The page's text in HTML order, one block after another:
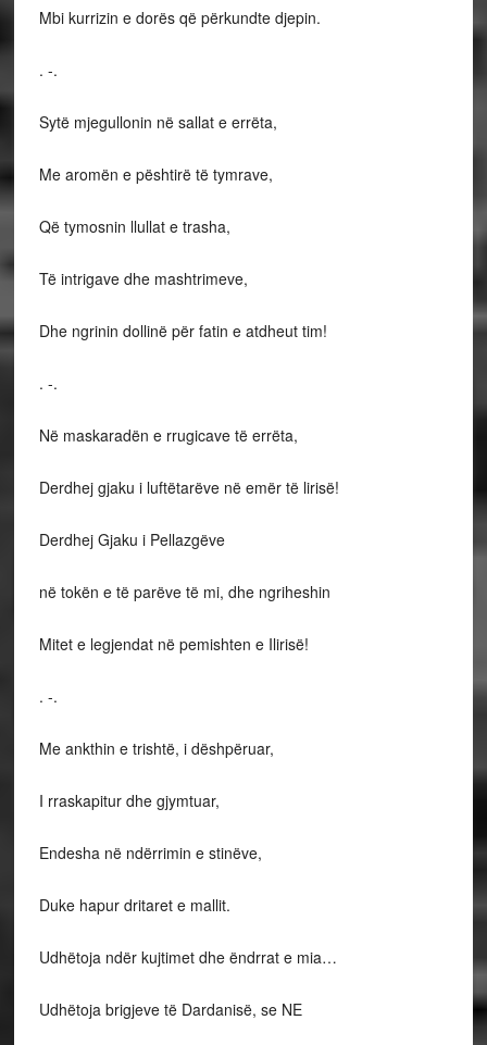
Mbi kurrizin e dorës që përkundte djepin.
. -.
Sytë mjegullonin në sallat e errëta,
Me aromën e pështirë të tymrave,
Që tymosnin llullat e trasha,
Të intrigave dhe mashtrimeve,
Dhe ngrinin dollinë për fatin e atdheut tim!
. -.
Në maskaradën e rrugicave të errëta,
Derdhej gjaku i luftëtarëve në emër të lirisë!
Derdhej Gjaku i Pellazgëve
në tokën e të parëve të mi, dhe ngriheshin
Mitet e legjendat në pemishten e Ilirisë!
. -.
Me ankthin e trishtë, i dëshpëruar,
I rraskapitur dhe gjymtuar,
Endesha në ndërrimin e stinëve,
Duke hapur dritaret e mallit.
Udhëtoja ndër kujtimet dhe ëndrrat e mia…
Udhëtoja brigjeve të Dardanisë, se NE